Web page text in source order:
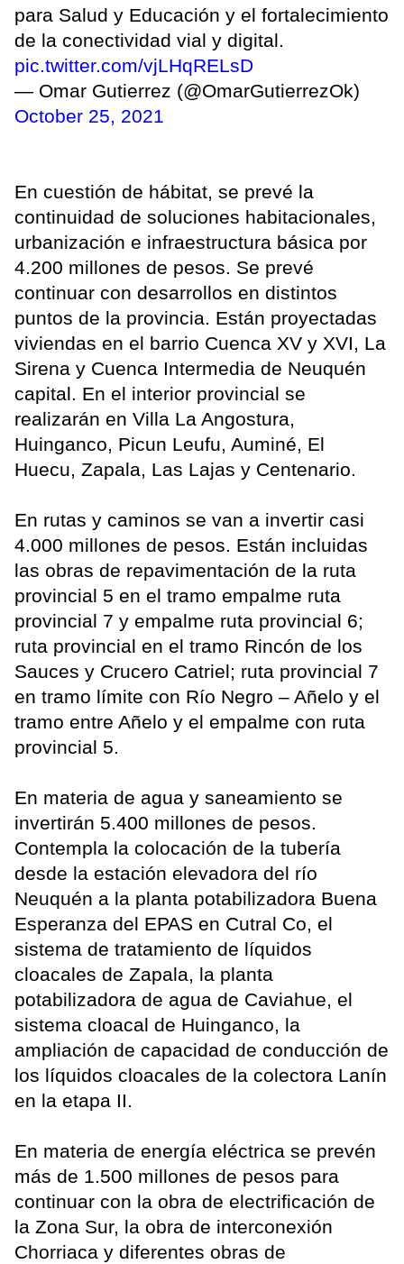
para Salud y Educación y el fortalecimiento
de la conectividad vial y digital.
pic.twitter.com/vjLHqRELsD
— Omar Gutierrez (@OmarGutierrezOk)
October 25, 2021
En cuestión de hábitat, se prevé la
continuidad de soluciones habitacionales,
urbanización e infraestructura básica por
4.200 millones de pesos. Se prevé
continuar con desarrollos en distintos
puntos de la provincia. Están proyectadas
viviendas en el barrio Cuenca XV y XVI, La
Sirena y Cuenca Intermedia de Neuquén
capital. En el interior provincial se
realizarán en Villa La Angostura,
Huinganco, Picun Leufu, Auminé, El
Huecu, Zapala, Las Lajas y Centenario.
En rutas y caminos se van a invertir casi
4.000 millones de pesos. Están incluidas
las obras de repavimentación de la ruta
provincial 5 en el tramo empalme ruta
provincial 7 y empalme ruta provincial 6;
ruta provincial en el tramo Rincón de los
Sauces y Crucero Catriel; ruta provincial 7
en tramo límite con Río Negro – Añelo y el
tramo entre Añelo y el empalme con ruta
provincial 5.
En materia de agua y saneamiento se
invertirán 5.400 millones de pesos.
Contempla la colocación de la tubería
desde la estación elevadora del río
Neuquén a la planta potabilizadora Buena
Esperanza del EPAS en Cutral Co, el
sistema de tratamiento de líquidos
cloacales de Zapala, la planta
potabilizadora de agua de Caviahue, el
sistema cloacal de Huinganco, la
ampliación de capacidad de conducción de
los líquidos cloacales de la colectora Lanín
en la etapa II.
En materia de energía eléctrica se prevén
más de 1.500 millones de pesos para
continuar con la obra de electrificación de
la Zona Sur, la obra de interconexión
Chorriaca y diferentes obras de